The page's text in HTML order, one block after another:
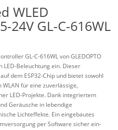
WLED
24V GL-C-616WL
GL-C-616WL von GLEDOPTO
LED-Beleuchtung ein. Dieser
dem ESP32-Chip und bietet sowohl
für eine zuverlässige,
LED-Projekte. Dank integriertem
Geräusche in lebendige
Lichteffekte. Ein eingebautes
per Software sicher ein-